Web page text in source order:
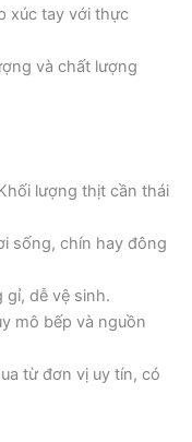
xúc tay với thực
và chất lượng
lượng thịt cần thái
sống, chín hay đông
gỉ, dễ vệ sinh.
mô bếp và nguồn
từ đơn vị uy tín, có